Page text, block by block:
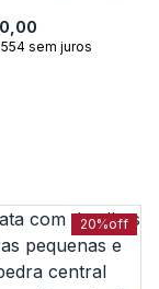
sem juros
20%off